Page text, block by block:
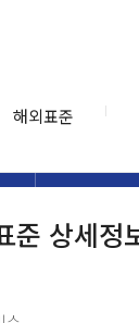
해외표준
준 상세정